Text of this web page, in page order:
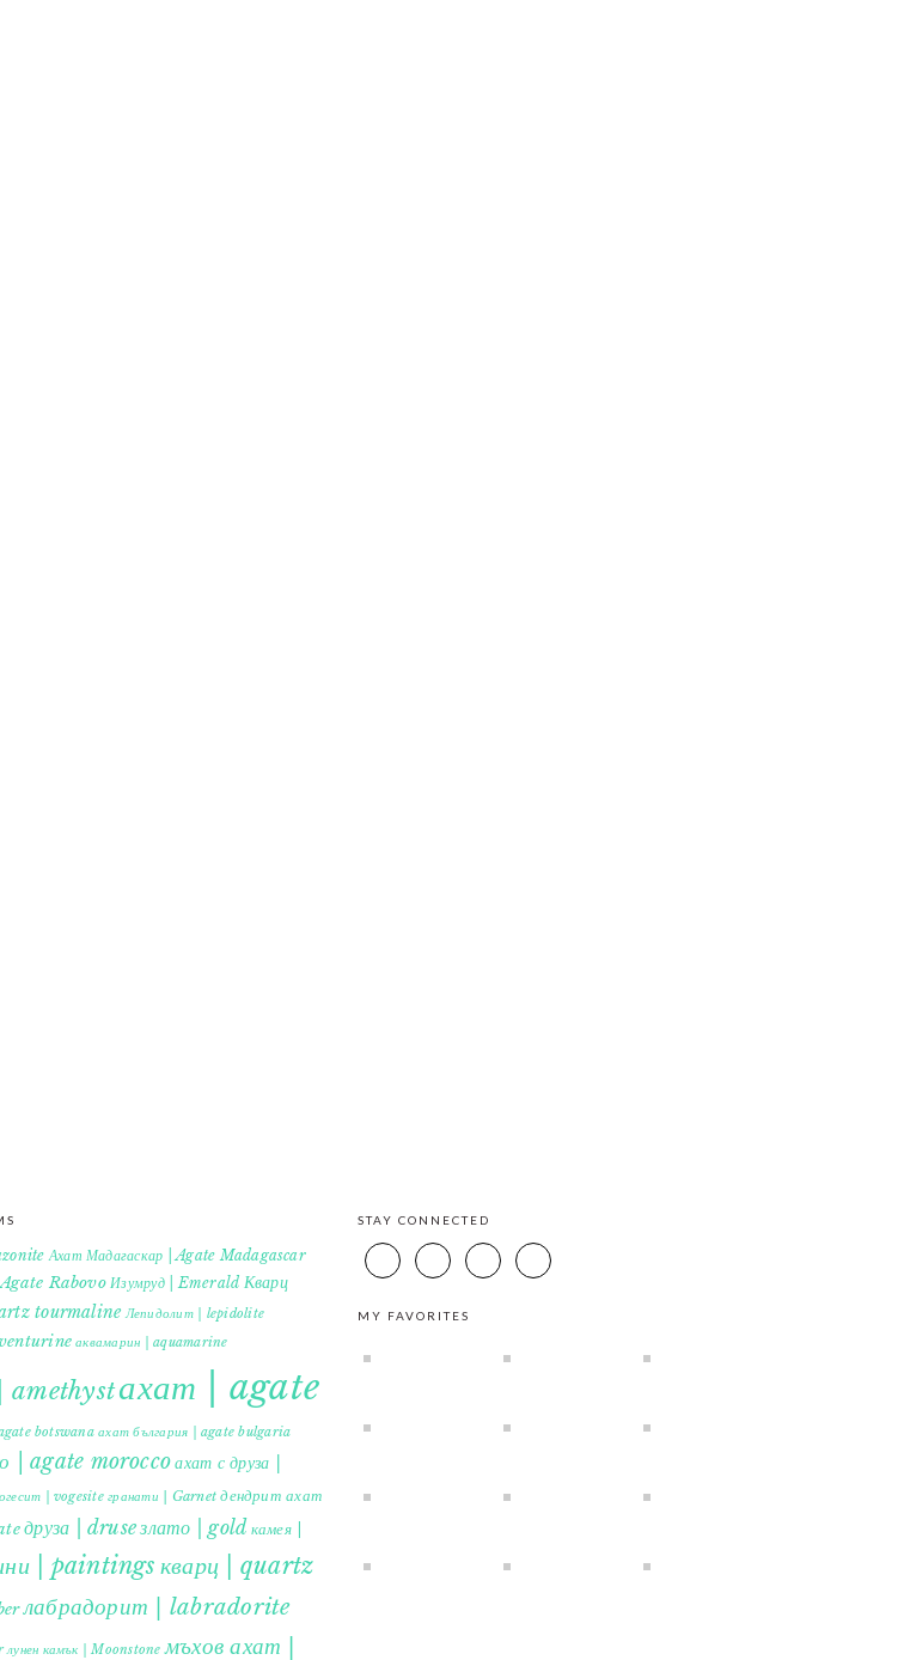
Ахат Мадагаскар | Agate Madagascar
Rabovo Изумруд | Emerald Кварц
tourmaline Лепидолит | lepidolite
аквамарин | aquamarine
amethystахат | agate
botswana ахат българия | agate bulgaria
| agate moroccoахат с друза |
| vogesite гранати | Garnet дендрит ахат
друза | druseзлато | gold камея |
| paintings кварц | quartz
лабрадорит | labradorite
лунен камък | Moonstone мъхов ахат |
STAY CONNECTED
MY FAVORITES